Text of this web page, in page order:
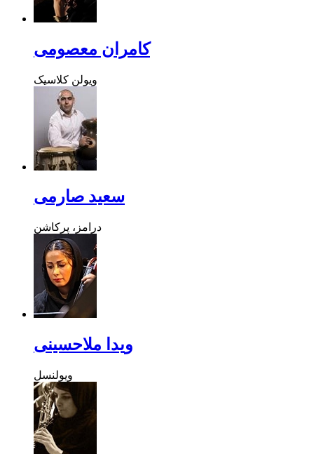
کامران معصومی
ویولن کلاسیک
سعید صارمی
درامز، پرکاشن
ویدا ملاحسینی
ویولنسل